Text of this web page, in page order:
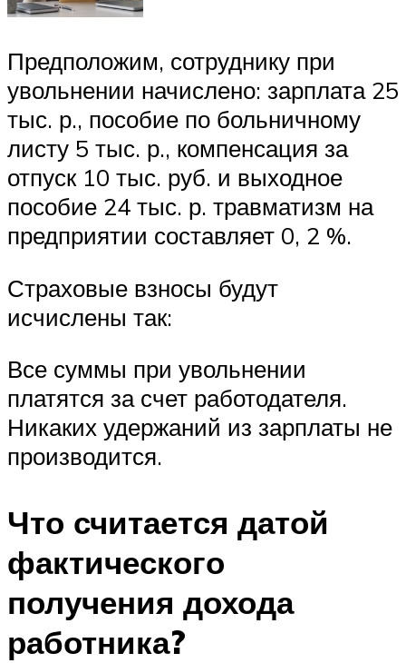
Предположим, сотруднику при
увольнении начислено: зарплата 25
тыс. р., пособие по больничному
листу 5 тыс. р., компенсация за
отпуск 10 тыс. руб. и выходное
пособие 24 тыс. р. травматизм на
предприятии составляет 0, 2 %.
Страховые взносы будут
исчислены так:
Все суммы при увольнении
платятся за счет работодателя.
Никаких удержаний из зарплаты не
производится.
Что считается датой
фактического
получения дохода
работника?